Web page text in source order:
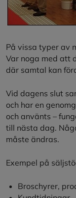
På vissa typer av
Var noga med att
där samtal kan
Vid dagens slut
och har en
och använts –
till nästa dag.
måste ändras.
Exempel på
Broschyrer,